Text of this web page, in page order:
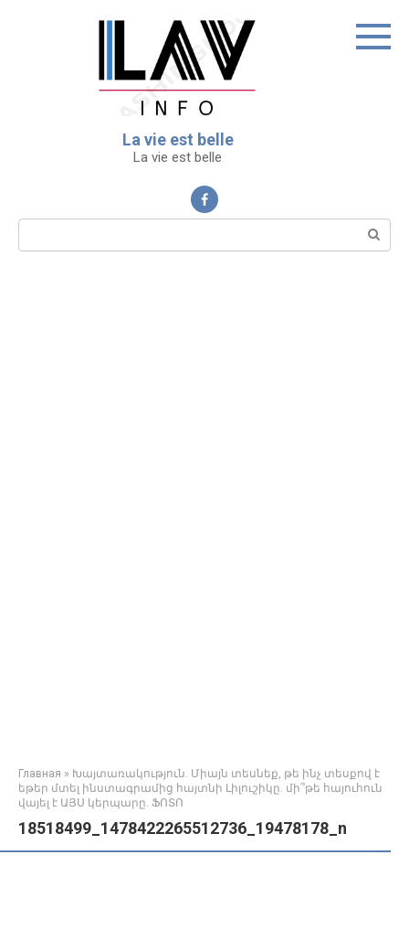
La vie est belle
La vie est belle
Поиск:
Главная » Խայտառակություն. Միայն տեսնեք, թե ինչ տեսքով է
եթեր մտել ինստագրամից հայտնի Լիլուշիկը. մի՞թե հայուհուն
վայել է ԱՅՍ կերպարը. ՖՈՏՈ
18518499_1478422265512736_19478178_n